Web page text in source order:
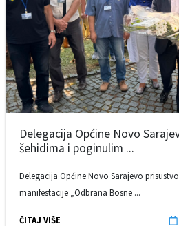
Delegacija Općine Novo
šehidima i poginulim ...
Delegacija Općine Novo Sarajevo
manifestacije „Odbrana Bosne ...
ČITAJ VIŠE